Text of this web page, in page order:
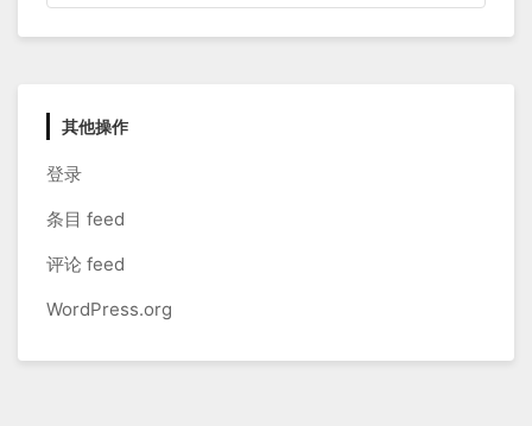
其他操作
登录
条目 feed
评论 feed
WordPress.org